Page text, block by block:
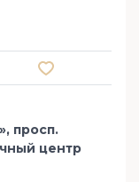
просп.
центр